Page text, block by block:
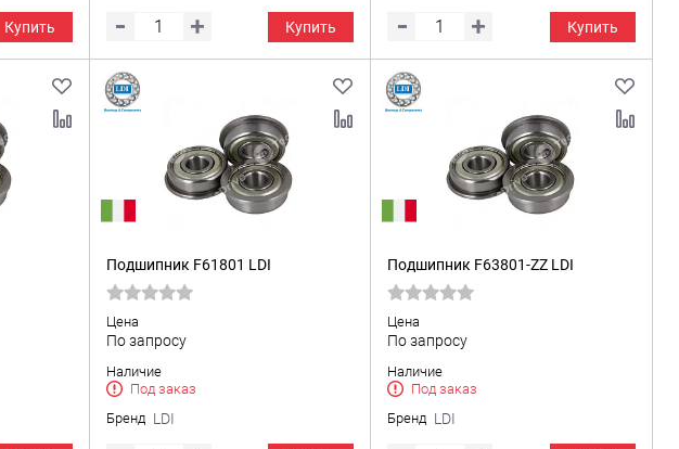
Купить Купить Купить
Подшипник F61801 LDI
Цена
По запросу
Наличие
Под заказ
Бренд LDI
Подшипник F63801-ZZ LDI
Цена
По запросу
Наличие
Под заказ
Бренд LDI